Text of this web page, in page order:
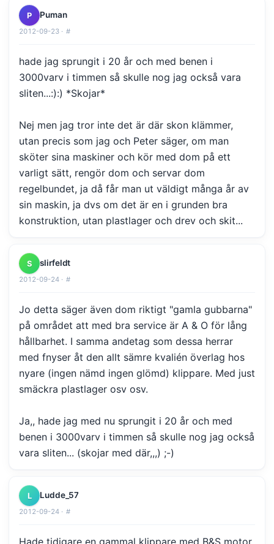
P Puman
2012-09-23 · #
hade jag sprungit i 20 år och med benen i
3000varv i timmen så skulle nog jag också vara
sliten...:):) *Skojar*
Nej men jag tror inte det är där skon klämmer,
utan precis som jag och Peter säger, om man
sköter sina maskiner och kör med dom på ett
varligt sätt, rengör dom och servar dom
regelbundet, ja då får man ut väldigt många år av
sin maskin, ja dvs om det är en i grunden bra
konstruktion, utan plastlager och drev och skit...
S slirfeldt
2012-09-24 · #
Jo detta säger även dom riktigt "gamla gubbarna"
på området att med bra service är A & O för lång
hållbarhet. I samma andetag som dessa herrar
med fnyser åt den allt sämre kvalién överlag hos
nyare (ingen nämd ingen glömd) klippare. Med just
smäckra plastlager osv osv.
Ja,, hade jag med nu sprungit i 20 år och med
benen i 3000varv i timmen så skulle nog jag också
vara sliten... (skojar med där,,,) ;-)
L Ludde_57
2012-09-24 · #
Hade tidigare en gammal klippare med B&S motor